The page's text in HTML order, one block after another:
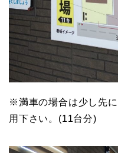
※満車の場合は少し先
用下さい。(11台分)